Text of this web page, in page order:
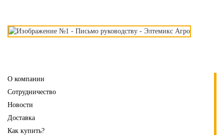
О компании
Сотрудничество
Новости
Доставка
Как купить?